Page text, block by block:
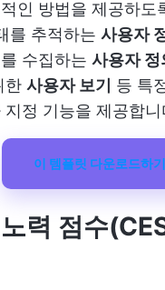
인 방법을 제공하도
를 추적하는 사용자
수집하는 사용자 정
한 사용자 보기
등 특
지정 기능을 제공합니
이 템플릿 다운로드하기
력 점수